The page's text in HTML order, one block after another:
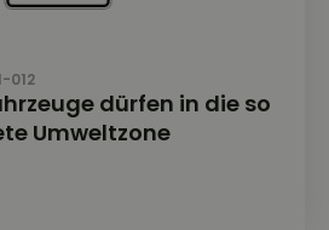
012
dürfen in die so
Umweltzone